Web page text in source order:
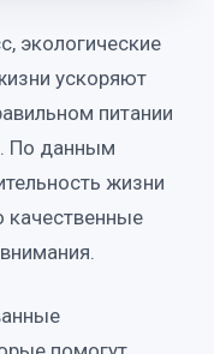
экологические
ускоряют
питании
По данным
жизни
качественные